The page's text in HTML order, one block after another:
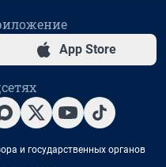
App Store
и государственных органов